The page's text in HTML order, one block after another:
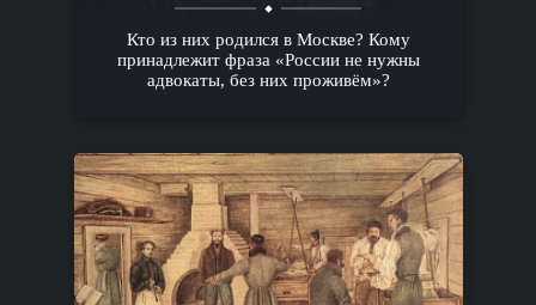
Кто из них родился в Москве? Кому
принадлежит фраза «России не нужны
адвокаты, без них проживём»?